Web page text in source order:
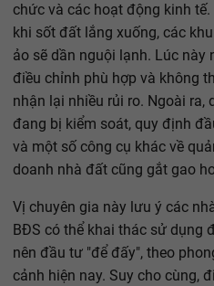
chức và các hoạt động kinh
khi sốt đất lắng xuống, các
ảo sẽ dần nguội lạnh. Lúc
điều chỉnh phù hợp và không
nhận lại nhiều rủi ro. Ngoài ra,
đang bị kiểm soát, quy định
và một số công cụ khác về
doanh nhà đất cũng gắt gao
Vị chuyên gia này lưu ý các
BĐS có thể khai thác sử dụng
nên đầu tư "để đấy", theo
cảnh hiện nay. Suy cho cùng,